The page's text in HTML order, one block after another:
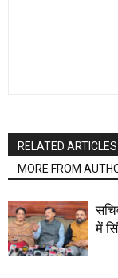
RELATED ARTICLES
MORE FROM
में